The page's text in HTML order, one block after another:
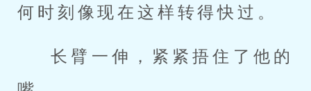
何时刻像现在这样转得快过。
长臂一伸，紧紧捂住了他的